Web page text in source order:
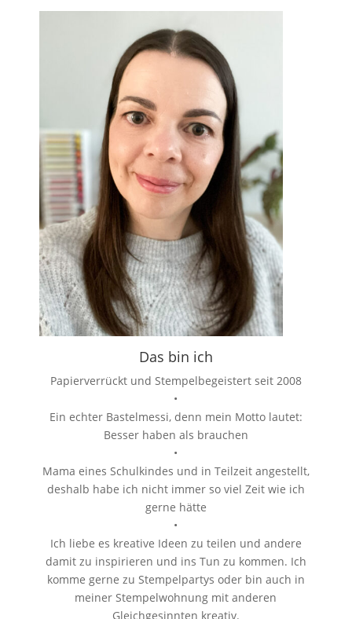
Das bin ich
Papierverrückt und Stempelbegeistert seit 2008
•
Ein echter Bastelmessi, denn mein Motto lautet:
Besser haben als brauchen
•
Mama eines Schulkindes und in Teilzeit angestellt,
deshalb habe ich nicht immer so viel Zeit wie ich
gerne hätte
•
Ich liebe es kreative Ideen zu teilen und andere
damit zu inspirieren und ins Tun zu kommen. Ich
komme gerne zu Stempelpartys oder bin auch in
meiner Stempelwohnung mit anderen
Gleichgesinnten kreativ.